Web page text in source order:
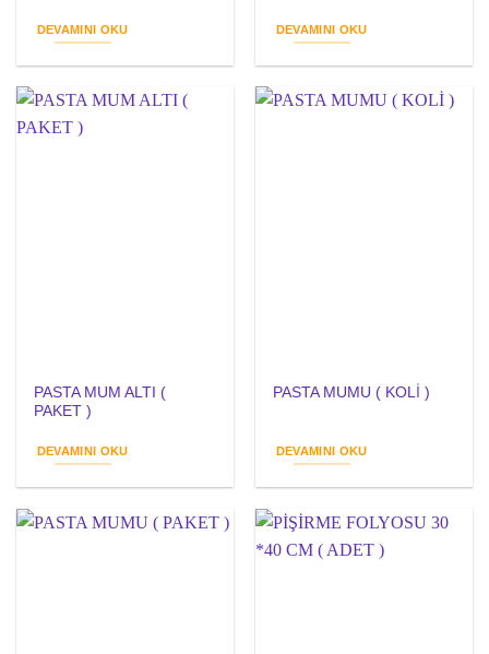
DEVAMINI OKU DEVAMINI OKU
PASTA MUM ALTI (
PAKET )
DEVAMINI OKU
PASTA MUMU ( KOLİ )
DEVAMINI OKU